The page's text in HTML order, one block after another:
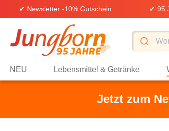
Zur Hauptnavigation springen
✔ Newsletter -10% Gutschein ✔ 95
NEU Lebensmittel & Getränke
Jetzt zum